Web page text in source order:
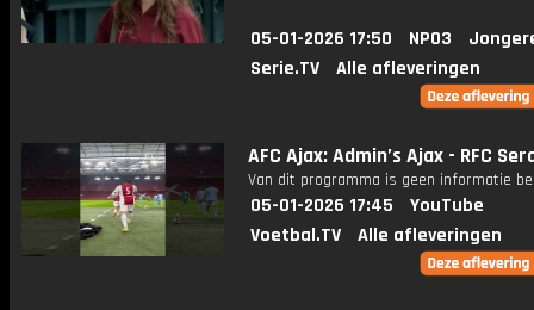
05-01-2026 17:50 NPO3
Serie.TV
Alle afleveringen
AFC Ajax: Admin’s Ajax - RFC
Van dit programma is geen informatie
05-01-2026 17:45
YouTube
Voetbal.TV
Alle afleveringen